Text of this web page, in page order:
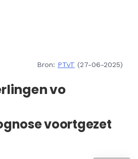
Bron: PTvT (27-06-2025)
vo
voortgezet